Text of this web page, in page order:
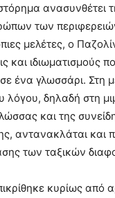
ανασυνθέτει
των
μελέτες, ο
και ιδιωματισμούς
ένα γλωσσάρι. Στη
λόγου, δηλαδή στη
και της
αντανακλάται και
των ταξικών
κυρίως από